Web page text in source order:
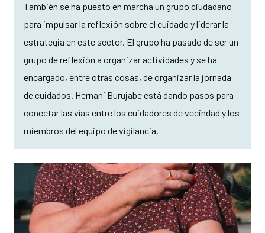
También se ha puesto en marcha un grupo ciudadano
para impulsar la reflexión sobre el cuidado y liderar la
estrategia en este sector. El grupo ha pasado de ser un
grupo de reflexión a organizar actividades y se ha
encargado, entre otras cosas, de organizar la jornada
de cuidados. Hernani Burujabe está dando pasos para
conectar las vías entre los cuidadores de vecindad y los
miembros del equipo de vigilancia.